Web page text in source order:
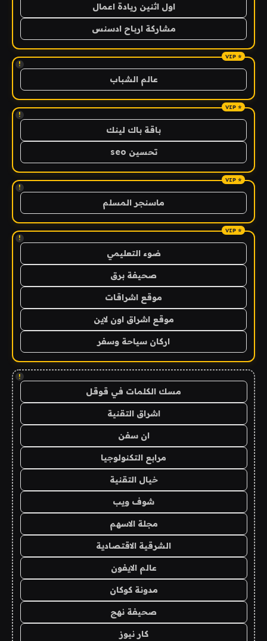
اول اثنين ريادة اعمال
مشاركة ارباح ادسنس
!
عالم الشباب
!
باقة باك لينك
تحسين seo
!
ماسنجر المسلم
!
ضوء التعليمي
صحيفة برق
موقع اشراقات
موقع اشراق اون لاين
اركان سياحة وسفر
!
مسك الكلمات في قوقل
اشراق التقنية
ان سفن
مرابع التكنولوجيا
خيال التقنية
شوف ويب
مجلة الاسهم
الشرقية الاقتصادية
عالم الايفون
مدونة كوكان
صحيفة نهج
كار نيوز